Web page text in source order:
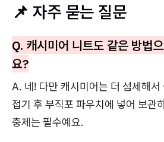
📌 자주 묻는 질문
Q. 캐시미어 니트도 같은 방법
요?
A. 네! 다만 캐시미어는 더 섬세해
접기 후 부직포 파우치에 넣어 보관
충제는 필수예요.